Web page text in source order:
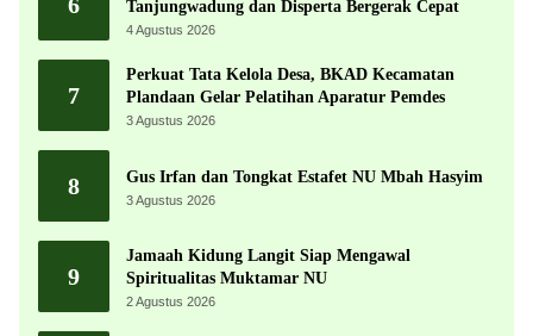
Tanjungwadung dan Disperta Bergerak Cepat
4 Agustus 2026
7
Perkuat Tata Kelola Desa, BKAD Kecamatan
Plandaan Gelar Pelatihan Aparatur Pemdes
3 Agustus 2026
8 Gus Irfan dan Tongkat Estafet NU Mbah Hasyim
3 Agustus 2026
9
Jamaah Kidung Langit Siap Mengawal
Spiritualitas Muktamar NU
2 Agustus 2026